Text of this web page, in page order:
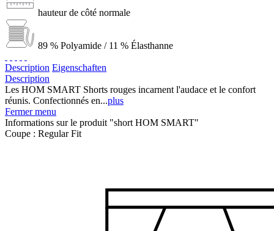
hauteur de côté normale
89 % Polyamide / 11 % Élasthanne
Description Eigenschaften
Description
Les HOM SMART Shorts rouges incarnent l'audace et le confort
réunis. Confectionnés en...plus
Fermer menu
Informations sur le produit "short HOM SMART"
Coupe : Regular Fit